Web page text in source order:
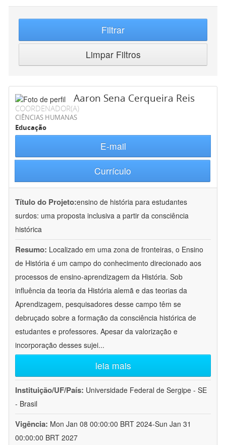
Filtrar
Limpar Filtros
Aaron Sena Cerqueira Reis
COORDENADOR(A)
CIÊNCIAS HUMANAS
Educação
E-mail
Currículo
Título do Projeto:ensino de história para estudantes
surdos: uma proposta inclusiva a partir da consciência
histórica
Resumo: Localizado em uma zona de fronteiras, o Ensino
de História é um campo do conhecimento direcionado aos
processos de ensino-aprendizagem da História. Sob
influência da teoria da História alemã e das teorias da
Aprendizagem, pesquisadores desse campo têm se
debruçado sobre a formação da consciência histórica de
estudantes e professores. Apesar da valorização e
incorporação desses sujei...
leia mais
Instituição/UF/País: Universidade Federal de Sergipe - SE
- Brasil
Vigência: Mon Jan 08 00:00:00 BRT 2024-Sun Jan 31
00:00:00 BRT 2027